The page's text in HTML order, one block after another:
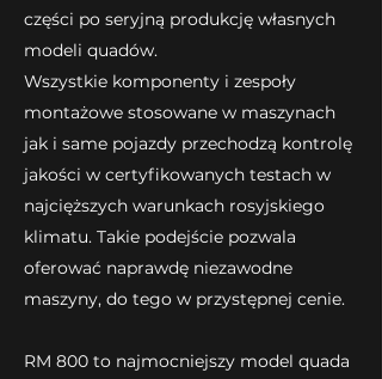
części po seryjną produkcję własnych
modeli quadów.
Wszystkie komponenty i zespoły
montażowe stosowane w maszynach
jak i same pojazdy przechodzą kontrolę
jakości w certyfikowanych testach w
najcięższych warunkach rosyjskiego
klimatu. Takie podejście pozwala
oferować naprawdę niezawodne
maszyny, do tego w przystępnej cenie.
RM 800 to najmocniejszy model quada